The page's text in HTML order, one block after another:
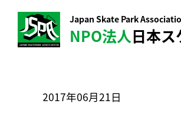
Japan Skate Park
NPO法人日本
2017年06月21日